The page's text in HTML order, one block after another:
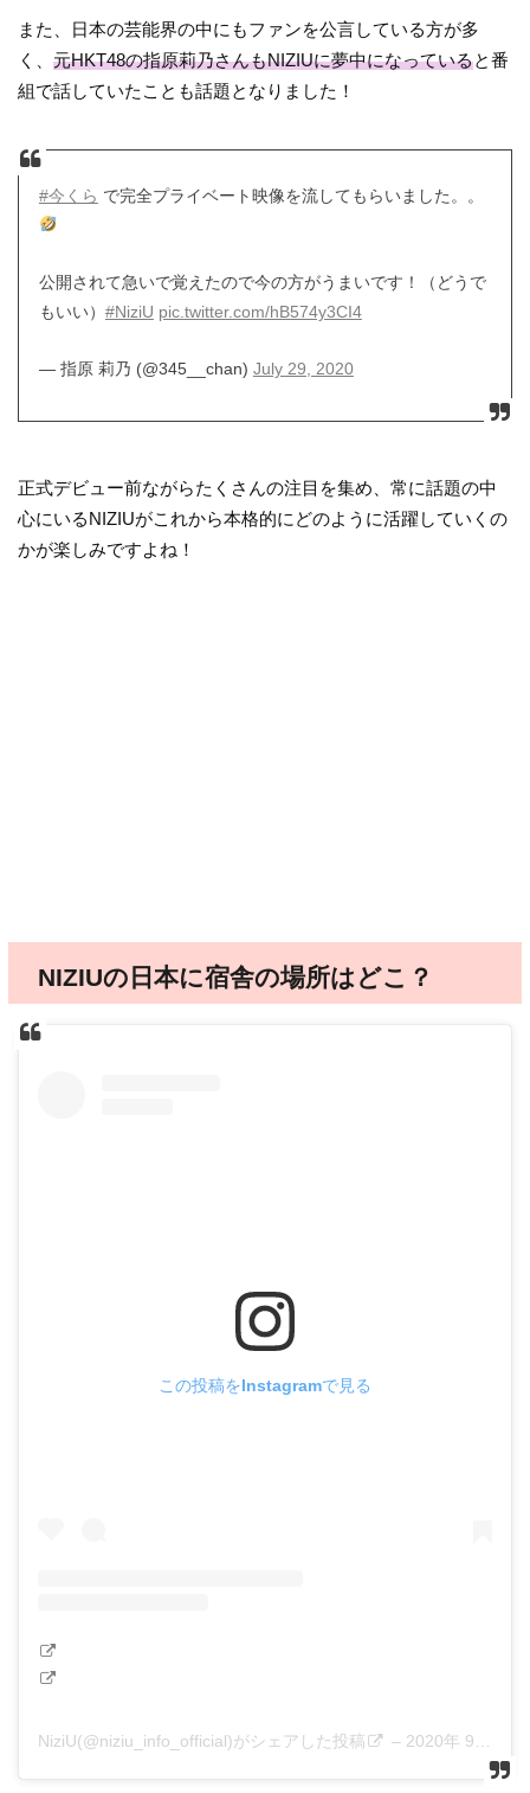
また、日本の芸能界の中にもファンを公言している方が多
く、元HKT48の指原莉乃さんもNIZIUに夢中になっていると番
組で話していたことも話題となりました！
#今くら で完全プライベート映像を流してもらいました。。
公開されて急いで覚えたので今の方がうまいです！（どうで
もいい） #NiziU pic.twitter.com/hB574y3CI4
— 指原 莉乃 (@345__chan) July 29, 2020
正式デビュー前ながらたくさんの注目を集め、常に話題の中
心にいるNIZIUがこれから本格的にどのように活躍していくの
かが楽しみですよね！
NIZIUの日本に宿舎の場所はどこ？
この投稿をInstagramで見る
NiziU(@niziu_info_official)がシェアした投稿 – 2020年 9月月12日午前7時00分PDT